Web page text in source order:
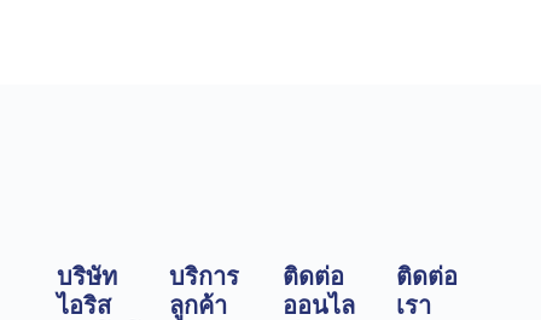
บริษัท
ไอริส
บริการ
ลูกค้า
ติดต่อ
ออนไล
ติดต่อ
เรา